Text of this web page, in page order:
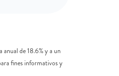
de 18.6% y a un
fines informativos y